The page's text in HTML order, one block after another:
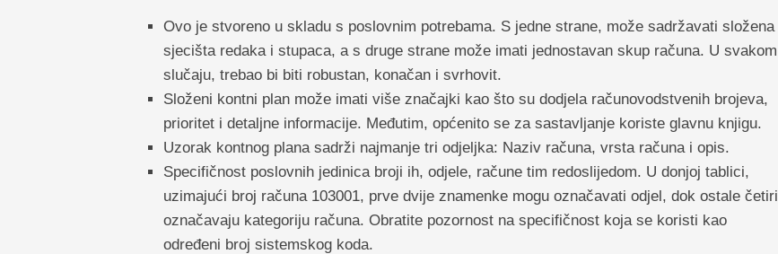
Ovo je stvoreno u skladu s poslovnim potrebama. S jedne strane, može sadržavati složena
sjecišta redaka i stupaca, a s druge strane može imati jednostavan skup računa. U svakom
slučaju, trebao bi biti robustan, konačan i svrhovit.
Složeni kontni plan može imati više značajki kao što su dodjela računovodstvenih brojeva,
prioritet i detaljne informacije. Međutim, općenito se za sastavljanje koriste glavnu knjigu.
Uzorak kontnog plana sadrži najmanje tri odjeljka: Naziv računa, vrsta računa i opis.
Specifičnost poslovnih jedinica broji ih, odjele, račune tim redoslijedom. U donjoj tablici,
uzimajući broj računa 103001, prve dvije znamenke mogu označavati odjel, dok ostale četiri
označavaju kategoriju računa. Obratite pozornost na specifičnost koja se koristi kao
određeni broj sistemskog koda.